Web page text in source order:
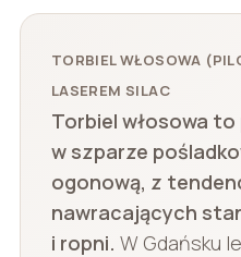
TORBIEL WŁOSOWA
LASEREM SILAC
Torbiel włosowa to
w szparze
ogonową, z
nawracających
i ropni. W Gdańsku